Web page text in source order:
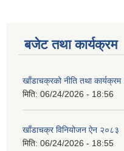
बजेट तथा कार्यक्रम
खाँडाचक्रको नीति तथा
मिति: 06/24/2026 - 18:56
खाँडाचक्र विनियोजन ऐन २०८३
मिति: 06/24/2026 - 18:55